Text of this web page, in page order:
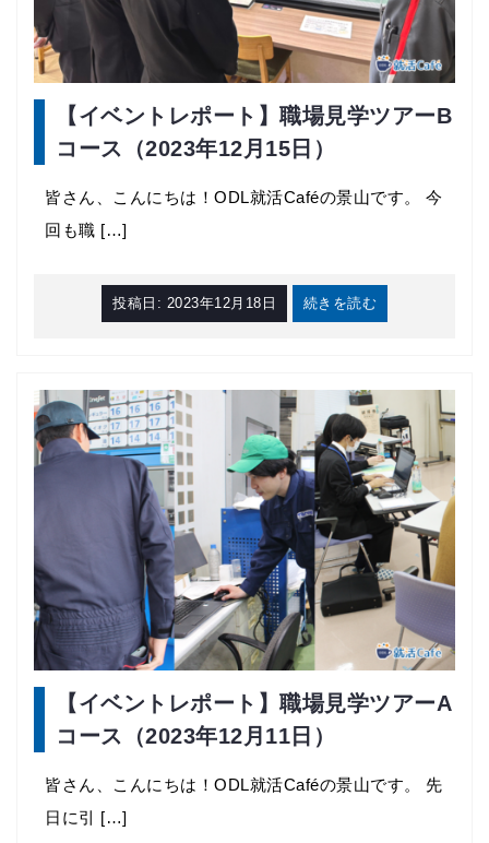
【イベントレポート】職場見学ツアーB
コース（2023年12月15日）
皆さん、こんにちは！ODL就活Caféの景山です。 今
回も職 […]
投稿日: 2023年12月18日 続きを読む
【イベントレポート】職場見学ツアーA
コース（2023年12月11日）
皆さん、こんにちは！ODL就活Caféの景山です。 先
日に引 […]